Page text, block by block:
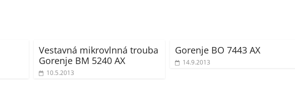
Vestavná mikrovlnná trouba
Gorenje BM 5240 AX
10.5.2013
Gorenje BO 7443 AX
14.9.2013